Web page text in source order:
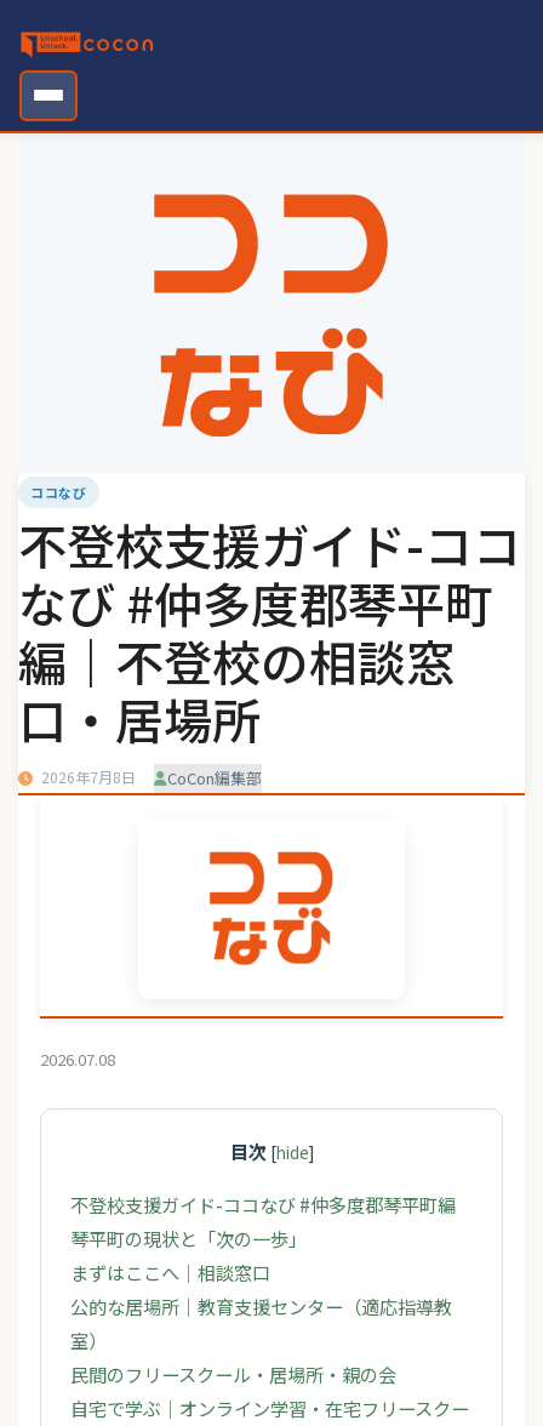
content
ココなび
不登校支援ガイド-ココ
なび #仲多度郡琴平町
編｜不登校の相談窓
口・居場所
2026年7月8日 CoCon編集部
2026.07.08
目次 [hide]
不登校支援ガイド-ココなび #仲多度郡琴平町編
琴平町の現状と「次の一歩」
まずはここへ｜相談窓口
公的な居場所｜教育支援センター（適応指導教
室）
民間のフリースクール・居場所・親の会
自宅で学ぶ｜オンライン学習・在宅フリースクー